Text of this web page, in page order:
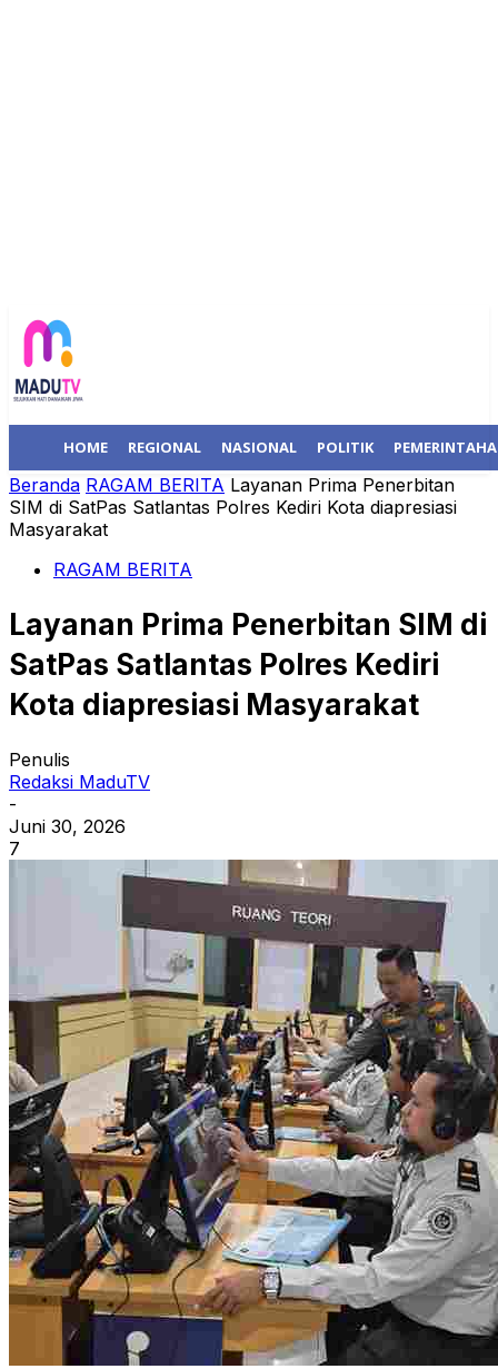
HOME REGIONAL NASIONAL POLITIK
Beranda RAGAM BERITA Layanan Prima Penerbitan
SIM di SatPas Satlantas Polres Kediri Kota diapresiasi
Masyarakat
RAGAM BERITA
Layanan Prima Penerbitan SIM di
SatPas Satlantas Polres Kediri
Kota diapresiasi Masyarakat
Penulis
Redaksi MaduTV
-
Juni 30, 2026
7